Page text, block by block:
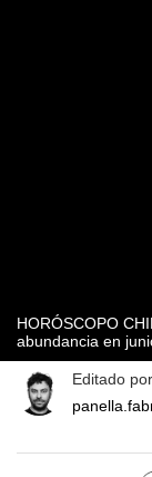
HORÓSCOPO
abundancia en
Editado por